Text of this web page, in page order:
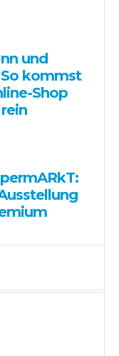
und
kommst
Shop